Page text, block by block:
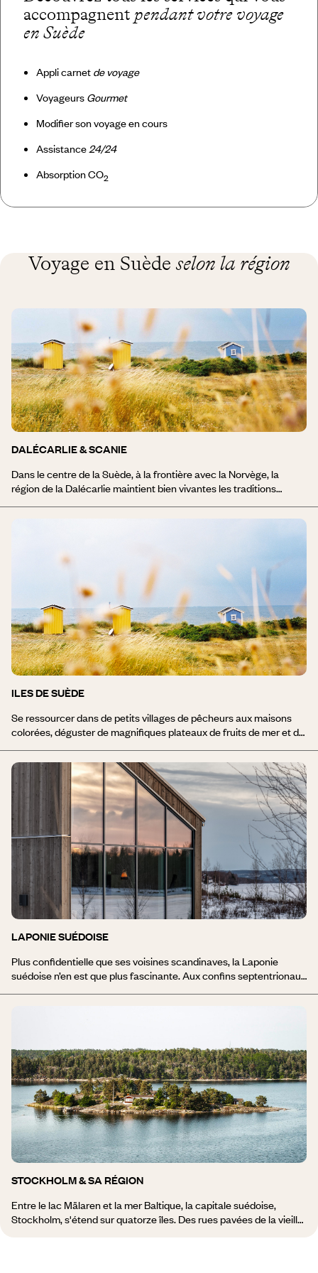
accompagnent pendant votre voyage
en Suède
Appli carnet de voyage
Voyageurs Gourmet
Modifier son voyage en cours
Assistance24/24
Absorption CO2
Voyage en Suède selon la région
DALÉCARLIE & SCANIE
Dans le centre de la Suède, à la frontière avec la Norvège, la
région de la Dalécarlie maintient bien vivantes les traditions
pourrez passer à côté de la visite de la mine de cuivre de Falun,
traditionnelles de bois. Vous pourrez également découvrir les
quatre parcs nationaux de cette région montagneuse, entre
forêts profondes et lacs, et y pratiquer de nombreuses activités
vous mesurer aux plus grands champions de ski de fond sur la
célèbres piste de la Vasaloppet.
ILES DE SUÈDE
Se ressourcer dans de petits villages de pêcheurs aux maisons
colorées, déguster de magnifiques plateaux de fruits de mer et de
viennent d'îles en îles, c'est ce que vous promet un voyage dans
les îles de Suède, cet archipel s'étendant sur la côte ouest, de la
frontière norvégienne à la ville de Göteborg. De la station
balnéaire huppée de Marstrand au parc national marin de
Kosterhavet, les îles de Suède se révèlent pleines de charme et de
contrastes. Douceur du climat, nature et atmosphère
chaleureuse et animée seront les maîtres mots de votre séjour
dans les îles de Suède.
LAPONIE SUÉDOISE
Plus confidentielle que ses voisines scandinaves, la Laponie
suédoise n’en est que plus fascinante. Aux confins septentrionaux
jouxtant la frontière norvégienne. Bien sûr, les aurores boréales
constituent un moment phare d’un voyage en Laponie suédoise.
Et si elles se font capricieuses, on compte sur la beauté de
villages traditionnels comme Jukkasjärvi. Découvrez toutes nos
idées de voyage en Laponie suèdoise.
STOCKHOLM & SA RÉGION
Entre le lac Mälaren et la mer Baltique, la capitale suédoise,
Stockholm, s'étend sur quatorze îles. Des rues pavées de la vieille